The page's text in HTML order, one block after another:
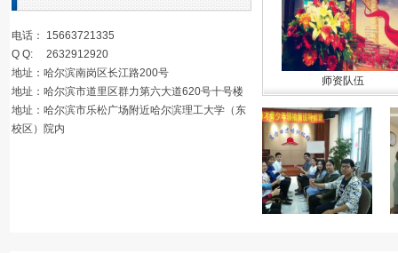
电话： 15663721335
Q Q: 2632912920
地址：哈尔滨南岗区长江路200号
地址：哈尔滨市道里区群力第六大道620号十号楼
地址：哈尔滨市乐松广场附近哈尔滨理工大学（东
校区）院内
师资队伍